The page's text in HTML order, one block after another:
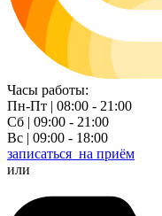
Часы работы:
Пн-Пт | 08:00 - 21:00
Сб | 09:00 - 21:00
Вс | 09:00 - 18:00
записаться на приём
или